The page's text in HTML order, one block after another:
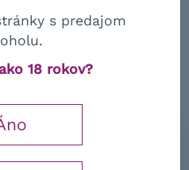
s predajom
18 rokov?